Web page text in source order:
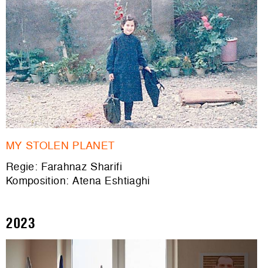
MY STOLEN PLANET
Regie: Farahnaz Sharifi
Komposition: Atena Eshtiaghi
2023